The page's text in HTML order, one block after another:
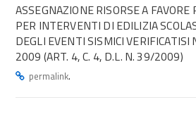
ASSEGNAZIONE RISORSE A FAVORE
PER INTERVENTI DI EDILIZIA
DEGLI EVENTI SISMICI VERIFICATISI
2009 (ART. 4, C. 4, D.L. N. 39/2009)
permalink.